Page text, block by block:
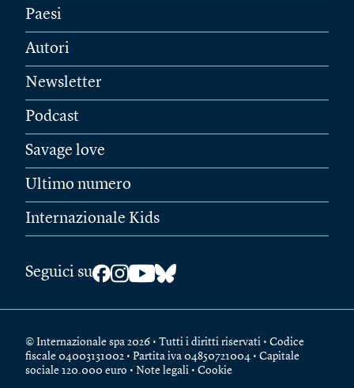
Paesi
Autori
Newsletter
Podcast
Savage love
Ultimo numero
Internazionale Kids
Seguici su
© Internazionale spa 2026 • Tutti i diritti riservati • Codice
fiscale 04003131002 • Partita iva 04850721004 • Capitale
sociale 120.000 euro • Note legali • Cookie